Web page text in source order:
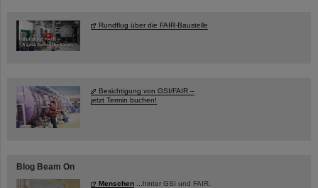
Rundflug über die FAIR-Baustelle
Besichtigung von GSI/FAIR –
jetzt Termin buchen!
Blog Beam On
Menschen ...hinter GSI und FAIR.